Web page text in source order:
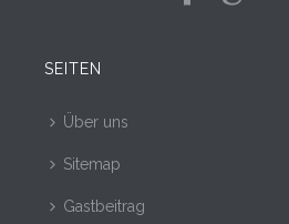
SEITEN
Über uns
Sitemap
Gastbeitrag